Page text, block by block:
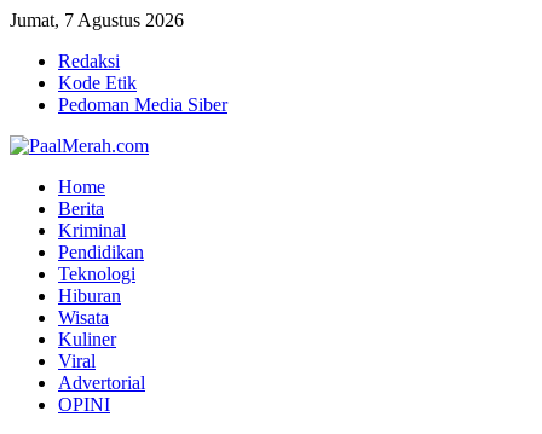
Jumat, 7 Agustus 2026
Redaksi
Kode Etik
Pedoman Media Siber
Home
Berita
Kriminal
Pendidikan
Teknologi
Hiburan
Wisata
Kuliner
Viral
Advertorial
OPINI